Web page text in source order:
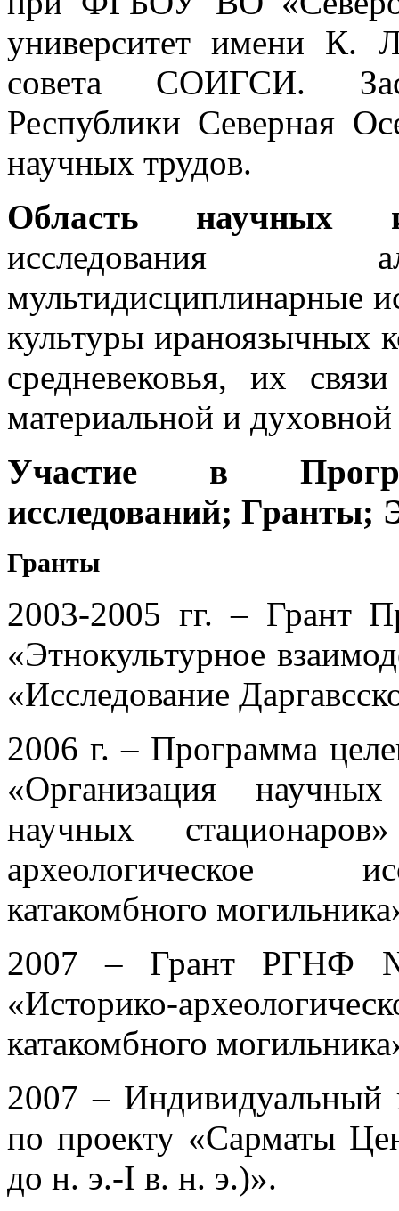
университет имени К.
совета СОИГСИ.
Республики Северная
научных трудов.
Область научных
исследования
мультидисциплинарные
культуры ираноязычных
средневековья, их
материальной и
Участие в
исследований; Гранты;
Гранты
2003-2005 гг. – Грант
«Этнокультурное
«Исследование
2006 г. – Программа
«Организация
научных
археологическое
катакомбного
2007 – Грант РГНФ
«Историко-
катакомбного
2007 –
по проекту «Сарматы
до н. э.-I в. н. э.)».